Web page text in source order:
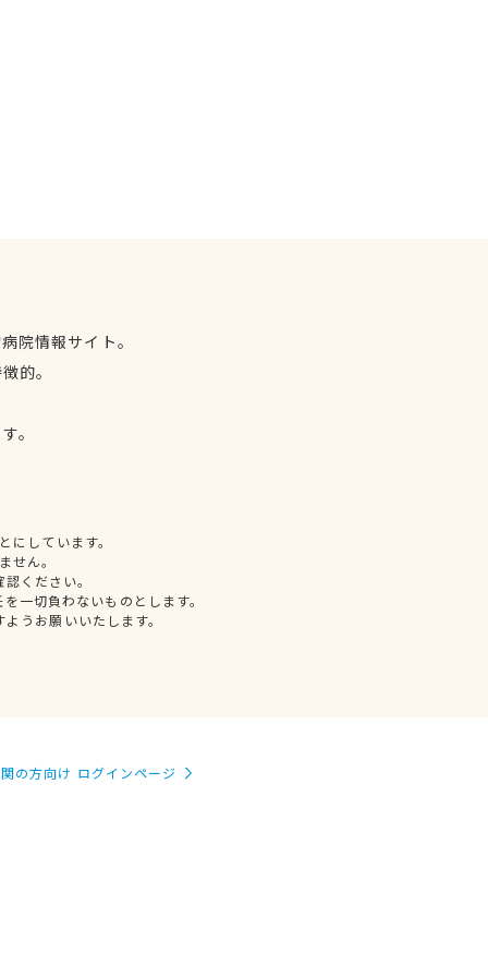
院情報サイト。
的。
。
しています。
せん。
ください。
一切負わないものとします。
うお願いいたします。
の方向け ログインページ